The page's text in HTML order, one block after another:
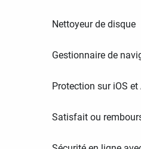
Nettoyeur de disque
Gestionnaire de
Protection sur iOS et
Satisfait ou